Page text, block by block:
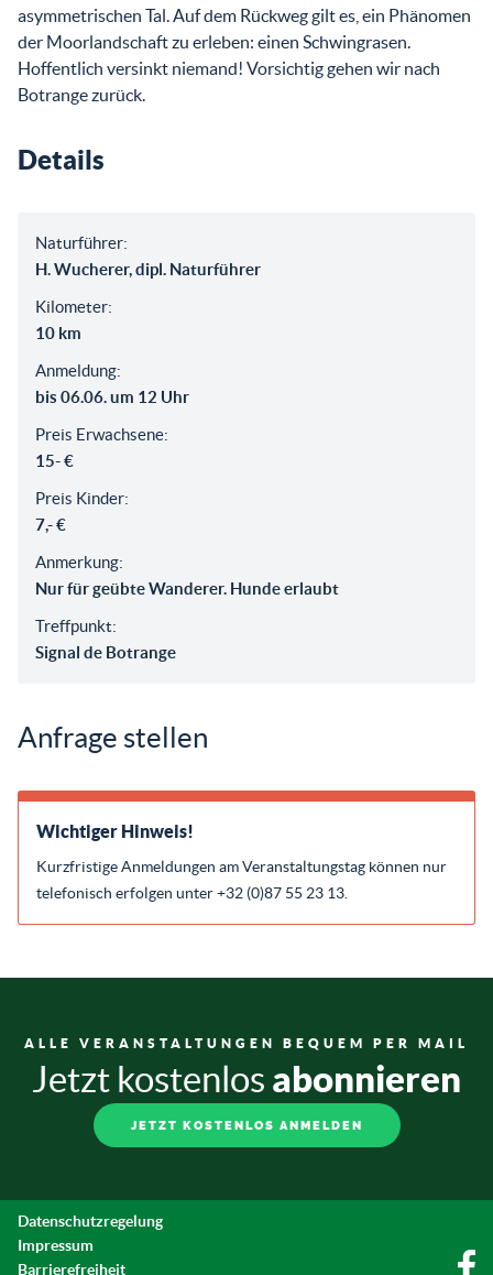
asymmetrischen Tal. Auf dem Rückweg gilt es, ein Phänomen
der Moorlandschaft zu erleben: einen Schwingrasen.
Hoffentlich versinkt niemand! Vorsichtig gehen wir nach
Botrange zurück.
Details
Naturführer:
H. Wucherer, dipl. Naturführer
Kilometer:
10 km
Anmeldung:
bis 06.06. um 12 Uhr
Preis Erwachsene:
15- €
Preis Kinder:
7,- €
Anmerkung:
Nur für geübte Wanderer. Hunde erlaubt
Treffpunkt:
Signal de Botrange
Anfrage stellen
Wichtiger Hinweis!
Kurzfristige Anmeldungen am Veranstaltungstag können nur
telefonisch erfolgen unter +32 (0)87 55 23 13.
ALLE VERANSTALTUNGEN BEQUEM PER MAIL
Jetzt kostenlos abonnieren
JETZT KOSTENLOS ANMELDEN
Datenschutzregelung
Impressum
Barrierefreiheit